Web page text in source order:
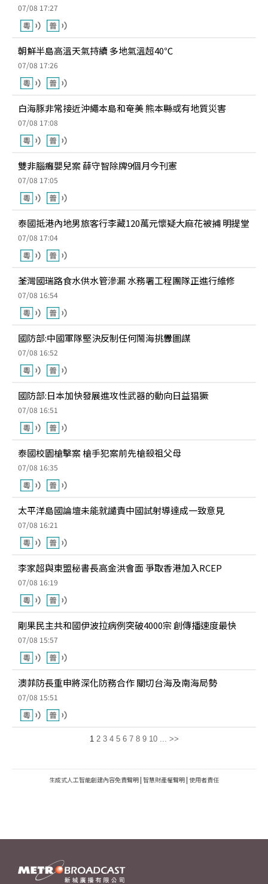
07/08 17:27
朝鮮半島高溫天氣持續 多地氣溫超40℃
07/08 17:26
白海豚非常接近沖繩本島和奄美 熊本縣或有地質災害
07/08 17:08
雙非腦癱嬰兒案 薛守智除牌9個月今刊憲
07/08 17:05
泰國抵港內地男旅客行李藏120萬元懷疑大麻花被捕 明提堂
07/08 17:04
荃灣國瑞路食水供水管滲漏 水務署工程團隊正進行維修
07/08 16:54
國防部:中國軍隊堅決反制任何鬧海挑釁圖謀
07/08 16:52
國防部:日本加快發展進攻性武器的動向日益猖獗
07/08 16:51
泰國校園槍擊案 槍手犯案前先槍殺祖父母
07/08 16:35
太平洋島國論壇未能就譴責中國試射導達成一致意見
07/08 16:21
李家超與東盟秘書長高金洪會面 爭取香港加入RCEP
07/08 16:19
剛果民主共和國伊波拉病例突破4000宗 創傳播速度最快
07/08 15:57
澳菲防長重申將深化防務合作 關切台海及南海局勢
07/08 15:51
1 2 3 4 5 6 7 8 9 10 ... >>
生成式人工智能創建內容免責聲明 | 智慧財產權聲明 | 使用者責任